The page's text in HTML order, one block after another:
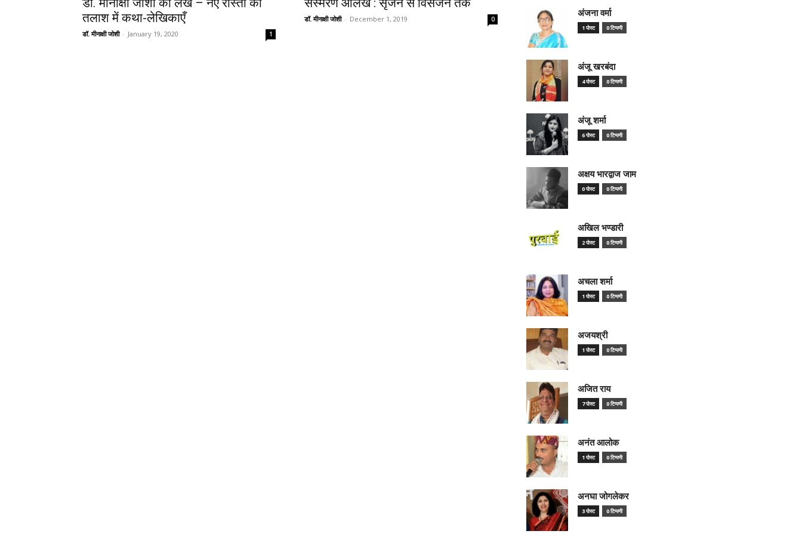
डॉ. मीनाक्षी जोशी का लेख – नए रास्तों की
तलाश में कथा-लेखिकाएँ
डॉ. मीनाक्षी जोशी - January 19, 2020 1
संस्मरण आलेख : सृजन से विसर्जन तक
डॉ. मीनाक्षी जोशी - December 1, 2019 0
अंजना वर्मा
1 पोस्ट 0 टिप्पणी
अंजू खरबंदा
4 पोस्ट 0 टिप्पणी
अंजू शर्मा
6 पोस्ट 0 टिप्पणी
अक्षय भारद्वाज जाम
0 पोस्ट 0 टिप्पणी
अखिल भण्डारी
2 पोस्ट 0 टिप्पणी
अचला शर्मा
1 पोस्ट 0 टिप्पणी
अजयश्री
1 पोस्ट 0 टिप्पणी
अजित राय
7 पोस्ट 0 टिप्पणी
अनंत आलोक
1 पोस्ट 0 टिप्पणी
अनघा जोगलेकर
3 पोस्ट 0 टिप्पणी